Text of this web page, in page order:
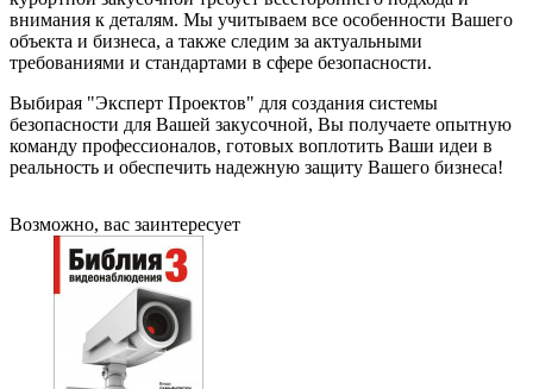
внимания к деталям. Мы учитываем все особенности Вашего
объекта и бизнеса, а также следим за актуальными
требованиями и стандартами в сфере безопасности.
Выбирая "Эксперт Проектов" для создания системы
безопасности для Вашей закусочной, Вы получаете опытную
команду профессионалов, готовых воплотить Ваши идеи в
реальность и обеспечить надежную защиту Вашего бизнеса!
Возможно, вас заинтересует